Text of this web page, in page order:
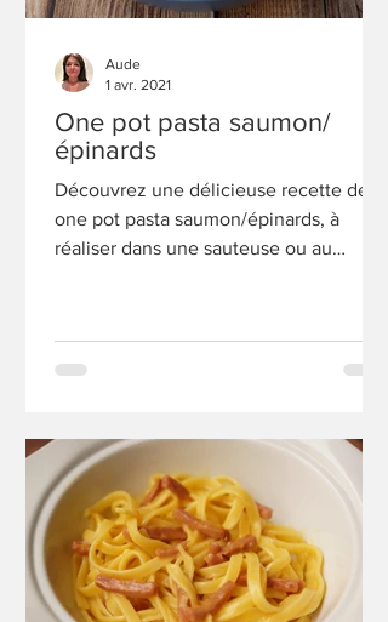
One pot pasta saumon/
épinards
Découvrez une délicieuse recette de
one pot pasta saumon/épinards, à
réaliser dans une sauteuse ou au
Aude
1 avr. 2021